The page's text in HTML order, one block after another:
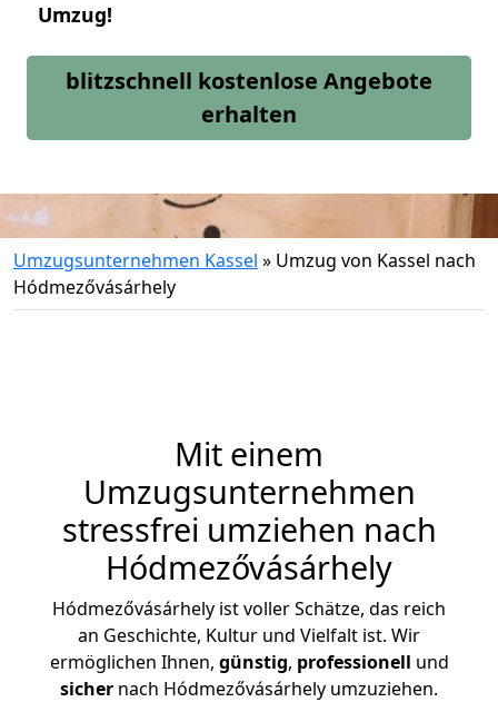
Umzug!
blitzschnell kostenlose Angebote
erhalten
Umzugsunternehmen Kassel » Umzug von Kassel nach
Hódmezővásárhely
Mit einem
Umzugsunternehmen
stressfrei umziehen nach
Hódmezővásárhely
Hódmezővásárhely ist voller Schätze, das reich
an Geschichte, Kultur und Vielfalt ist. Wir
ermöglichen Ihnen, günstig, professionell und
sicher nach Hódmezővásárhely umzuziehen.